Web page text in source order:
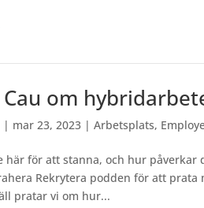
om
| mar 23, 2023 |Arbetsplats,
här för att stanna, och hur påverkar
Rekrytera podden för att
pratar vi om hur...